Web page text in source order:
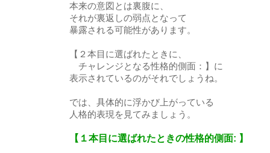
本来の意図とは裏腹に、
それが裏返しの弱点となって
暴露される可能性があります。
【２本目に選ばれたときに、
チャレンジとなる性格的側面：】に
表示されているのがそれでしょうね。
では、具体的に浮かび上がっている
人格的表現を見てみましょう。
【１本目に選ばれたときの性格的側面: 】